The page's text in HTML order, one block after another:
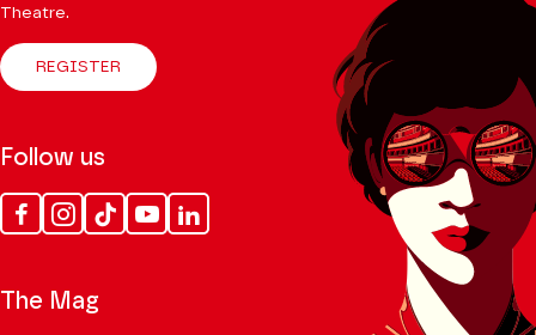
Theatre.
REGISTER
Follow us
FacebookInstagram
Tik
Tok
YoutubeLinkedin
The Mag